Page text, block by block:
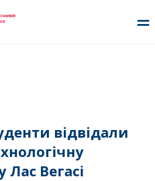
відвідали
Лас Вегасі